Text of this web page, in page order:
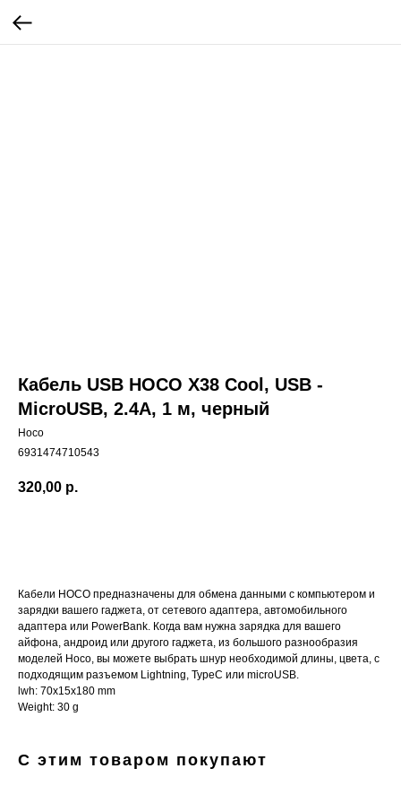
Кабель USB HOCO X38 Cool, USB -
MicroUSB, 2.4А, 1 м, черный
Hoco
6931474710543
320,00 р.
Кабели HOCO предназначены для обмена данными с компьютером и
зарядки вашего гаджета, от сетевого адаптера, автомобильного
адаптера или PowerBank. Когда вам нужна зарядка для вашего
айфона, андроид или другого гаджета, из большого разнообразия
моделей Hoco, вы можете выбрать шнур необходимой длины, цвета, c
подходящим разъемом Lightning, TypeC или microUSB.
lwh: 70x15x180 mm
Weight: 30 g
С этим товаром покупают